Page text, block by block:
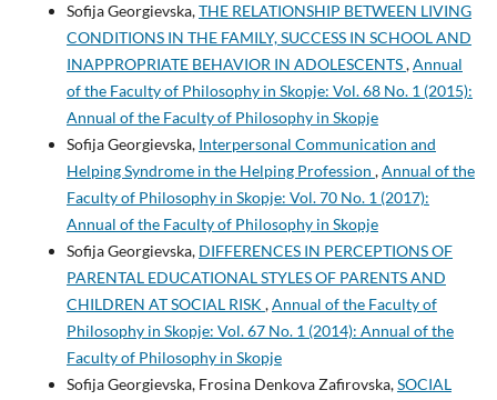
Sofija Georgievska,THE RELATIONSHIP BETWEEN LIVING
CONDITIONS IN THE FAMILY, SUCCESS IN SCHOOL AND
INAPPROPRIATE BEHAVIOR IN ADOLESCENTS,Annual
of the Faculty of Philosophy in Skopje: Vol. 68 No. 1 (2015):
Annual of the Faculty of Philosophy in Skopje
Sofija Georgievska, Interpersonal Communication and
Helping Syndrome in the Helping Profession ,Annual of the
Faculty of Philosophy in Skopje: Vol. 70 No. 1 (2017):
Annual of the Faculty of Philosophy in Skopje
Sofija Georgievska, DIFFERENCES IN PERCEPTIONS OF
PARENTAL EDUCATIONAL STYLES OF PARENTS AND
CHILDREN AT SOCIAL RISK ,Annual of the Faculty of
Philosophy in Skopje: Vol. 67 No. 1 (2014): Annual of the
Faculty of Philosophy in Skopje
Sofija Georgievska, Frosina Denkova Zafirovska,SOCIAL